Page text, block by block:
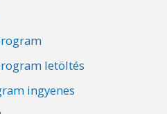
letöltés
ingyenes